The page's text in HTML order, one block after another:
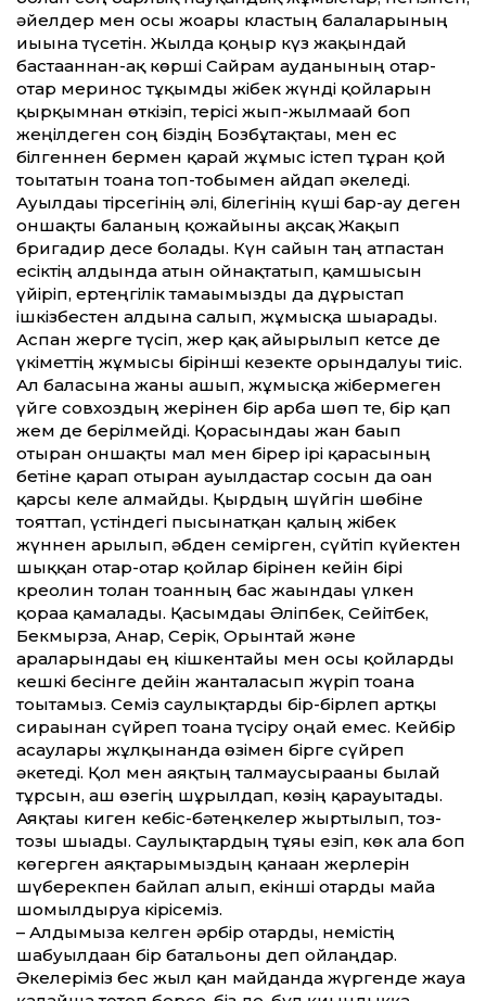
әйелдер мен осы жоғары кластың балаларының
иығына түсетін. Жылда қоңыр күз жақындай
бастағаннан-ақ көрші Сайрам ауданының отар-
отар меринос тұқымды жібек жүнді қойларын
қырқымнан өткізіп, терісі жып-жылмағай боп
жеңілдеген соң біздің Бозбұтақтағы, мен ес
білгеннен бермен қарай жұмыс істеп тұрған қой
тоғытатын тоғанға топ-тобымен айдап әкеледі.
Ауылдағы тірсегінің әлі, білегінің күші бар-ау деген
оншақты баланың қожайыны ақсақ Жақып
бригадир десе болады. Күн сайын таң атпастан
есіктің алдында атын ойнақтатып, қамшысын
үйіріп, ертеңгілік тамағымызды да дұрыстап
ішкізбестен алдына салып, жұмысқа шығарады.
Аспан жерге түсіп, жер қақ айырылып кетсе де
үкіметтің жұмысы бірінші кезекте орындалуы тиіс.
Ал баласына жаны ашып, жұмысқа жібермеген
үйге совхоздың жерінен бір арба шөп те, бір қап
жем де берілмейді. Қорасындағы жан бағып
отырған оншақты мал мен бірер ірі қарасының
бетіне қарап отырған ауылдастар сосын да оған
қарсы келе алмайды. Қырдың шүйгін шөбіне
тояттап, үстіндегі пысынатқан қалың жібек
жүннен арылып, әбден семірген, сүйтіп күйектен
шыққан отар-отар қойлар бірінен кейін бірі
креолин толған тоғанның бас жағындағы үлкен
қораға қамалады. Қасымдағы Әліпбек, Сейітбек,
Бекмырза, Анар, Серік, Орынтай және
араларындағы ең кішкентайы мен осы қойларды
кешкі бесінге дейін жанталасып жүріп тоғанға
тоғытамыз. Семіз саулықтарды бір-бірлеп артқы
сирағынан сүйреп тоғанға түсіру оңай емес. Кейбір
асаулары жұлқынғанда өзімен бірге сүйреп
әкетеді. Қол мен аяқтың талмаусырағаны былай
тұрсын, аш өзегің шұрылдап, көзің қарауытады.
Аяқтағы киген кебіс-бәтеңкелер жыртылып, тоз-
тозы шығады. Саулықтардың тұяғы езіп, көк ала боп
көгерген аяқтарымыздың қанаған жерлерін
шүберекпен байлап алып, екінші отарды майға
шомылдыруға кірісеміз.
– Алдымызға келген әрбір отарды, немістің
шабуылдаған бір батальоны деп ойлаңдар.
Әкелеріміз бес жыл қан майданда жүргенде жауға